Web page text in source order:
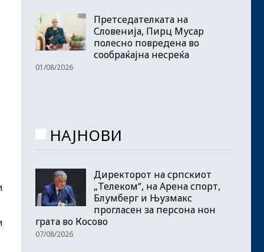
Претседателката на
Словенија, Пирц Мусар
полесно повредена во
сообраќајна несреќа
01/08/2026
НАЈНОВИ
Директорот на српскиот
„Телеком“, на Арена спорт,
Блумберг и Њузмакс
прогласен за персона нон
грата во Косово
07/08/2026